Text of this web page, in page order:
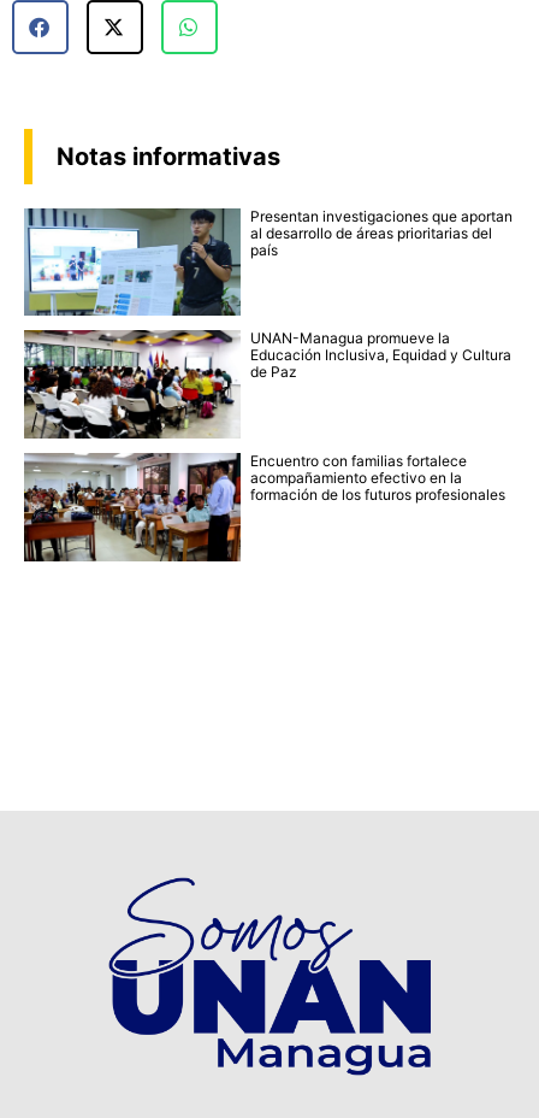
Notas informativas
Presentan investigaciones que aportan
al desarrollo de áreas prioritarias del
país
UNAN-Managua promueve la
Educación Inclusiva, Equidad y Cultura
de Paz
Encuentro con familias fortalece
acompañamiento efectivo en la
formación de los futuros profesionales